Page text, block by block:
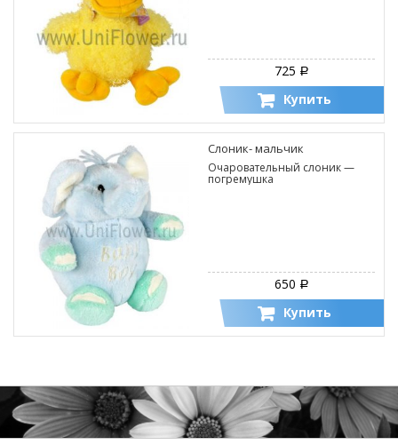
725 Р
Купить
Слоник- мальчик
Очаровательный слоник —
погремушка
650 Р
Купить